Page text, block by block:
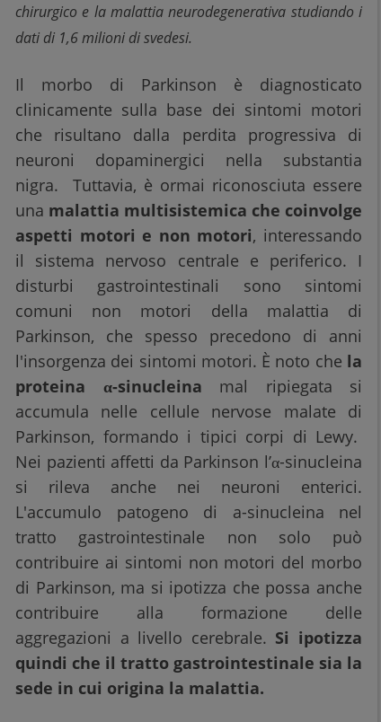
chirurgico e la malattia neurodegenerativa studiando i
dati di 1,6 milioni di svedesi.
Il morbo di Parkinson è diagnosticato
clinicamente sulla base dei sintomi motori
che risultano dalla perdita progressiva di
neuroni dopaminergici nella substantia
nigra. Tuttavia, è ormai riconosciuta essere
una malattia multisistemica che coinvolge
aspetti motori e non motori, interessando
il sistema nervoso centrale e periferico. I
disturbi gastrointestinali sono sintomi
comuni non motori della malattia di
Parkinson, che spesso precedono di anni
l'insorgenza dei sintomi motori. È noto che la
proteina α-sinucleina mal ripiegata si
accumula nelle cellule nervose malate di
Parkinson, formando i tipici corpi di Lewy.
Nei pazienti affetti da Parkinson l’α-sinucleina
si rileva anche nei neuroni enterici.
L'accumulo patogeno di a-sinucleina nel
tratto gastrointestinale non solo può
contribuire ai sintomi non motori del morbo
di Parkinson, ma si ipotizza che possa anche
contribuire alla formazione delle
aggregazioni a livello cerebrale. Si ipotizza
quindi che il tratto gastrointestinale sia la
sede in cui origina la malattia.